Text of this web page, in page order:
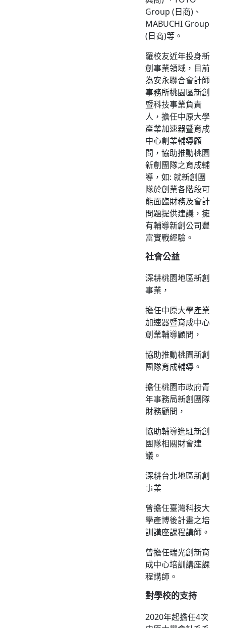
Group (日商)、
MABUCHI Group
(日商)等。
羅校友近年投身新
創事業領域，目前
為安永聯合會計師
事務所桃園區新創
暨科技事業負責
人，擔任中原大學
產業加速器暨育成
中心創業輔導顧
問，協助推動桃園
新創團隊之育成輔
導，如: 就新創團
隊於創業各階段可
能面臨財務及會計
問題提供建議，擁
有輔導新創公司豐
富實戰經驗。
社會公益
深耕桃園地區新創
事業，
擔任中原大學產業
加速器暨育成中心
創業輔導顧問，
協助推動桃園新創
團隊育成輔導。
擔任桃園市政府青
年事務局新創團隊
財務顧問，
協助輔導進駐新創
團隊相關財會建
議。
深耕台北地區新創
事業
曾擔任臺灣科技大
學產博後計畫之培
訓講座課程講師。
曾擔任瑞光創新育
成中心培訓講座課
程講師。
對學校的支持
2020年起擔任4次